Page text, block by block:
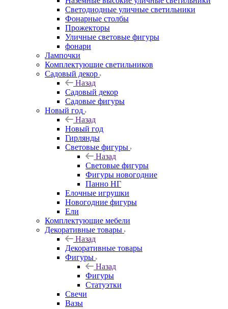
Светодиодные уличные светильники
Фонарные столбы
Прожекторы
Уличные световые фигуры
фонари
Лампочки
Комплектующие светильников
Садовый декор
Назад
Садовый декор
Садовые фигуры
Новый год
Назад
Новый год
Гирлянды
Световые фигуры
Назад
Световые фигуры
Фигуры новогодние
Панно НГ
Елочные игрушки
Новогодние фигуры
Ели
Комплектующие мебели
Декоративные товары
Назад
Декоративные товары
Фигуры
Назад
Фигуры
Статуэтки
Свечи
Вазы